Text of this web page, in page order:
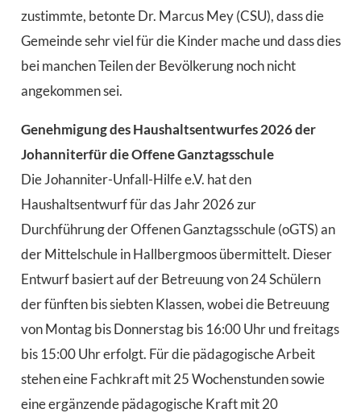
zustimmte, betonte Dr. Marcus Mey (CSU), dass die
Gemeinde sehr viel für die Kinder mache und dass dies
bei manchen Teilen der Bevölkerung noch nicht
angekommen sei.
Genehmigung des Haushaltsentwurfes 2026 der
Johanniterfür die Offene Ganztagsschule
Die Johanniter-Unfall-Hilfe e.V. hat den
Haushaltsentwurf für das Jahr 2026 zur
Durchführung der Offenen Ganztagsschule (oGTS) an
der Mittelschule in Hallbergmoos übermittelt. Dieser
Entwurf basiert auf der Betreuung von 24 Schülern
der fünften bis siebten Klassen, wobei die Betreuung
von Montag bis Donnerstag bis 16:00 Uhr und freitags
bis 15:00 Uhr erfolgt. Für die pädagogische Arbeit
stehen eine Fachkraft mit 25 Wochenstunden sowie
eine ergänzende pädagogische Kraft mit 20